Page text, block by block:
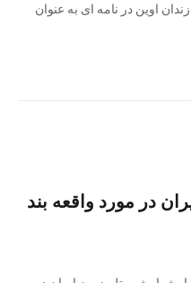
۷۰ زندانی سیاسی محبوس در بند ۳۵۰ زندان اوین در نامه ای به عنوان
در مورد واقعه بند